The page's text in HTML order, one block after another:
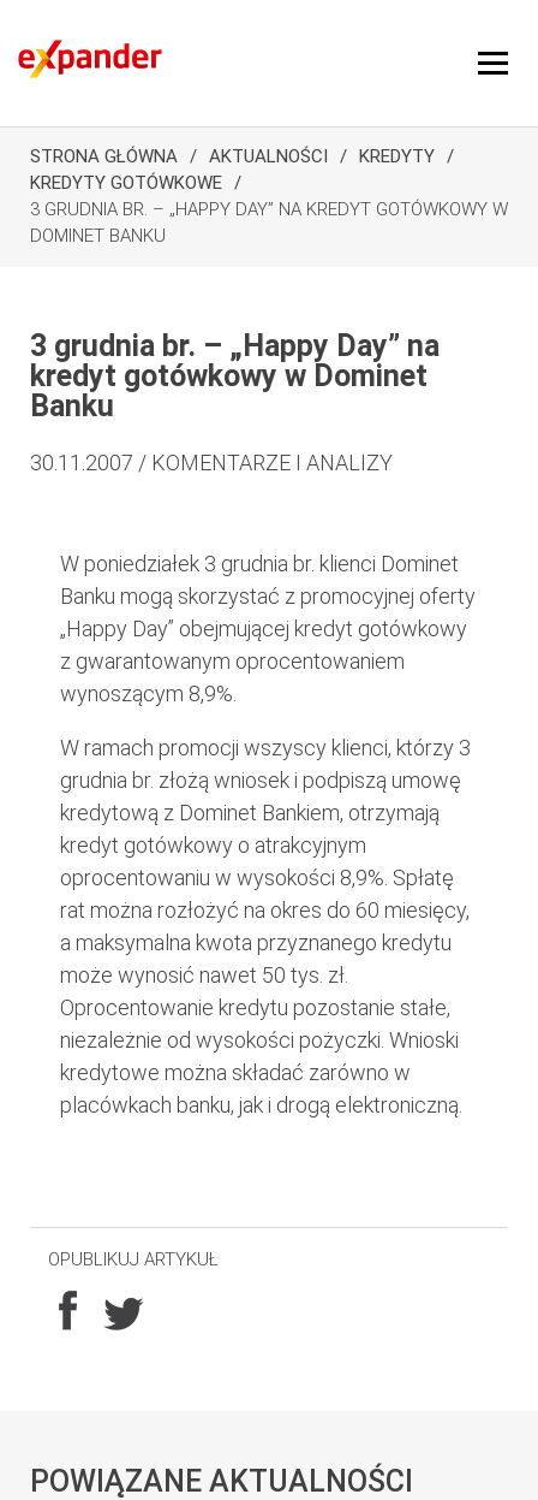
STRONA GŁÓWNA AKTUALNOŚCI
KREDYTY
KREDYTY GOTÓWKOWE
3 GRUDNIA BR. – „HAPPY DAY” NA KREDYT GOTÓWKOWY W
DOMINET BANKU
3 grudnia br. – „Happy Day” na
kredyt gotówkowy w Dominet
Banku
30.11.2007 / KOMENTARZE I ANALIZY
W poniedziałek 3 grudnia br. klienci Dominet
Banku mogą skorzystać z promocyjnej oferty
„Happy Day” obejmującej kredyt gotówkowy
z gwarantowanym oprocentowaniem
wynoszącym 8,9%.
W ramach promocji wszyscy klienci, którzy 3
grudnia br. złożą wniosek i podpiszą umowę
kredytową z Dominet Bankiem, otrzymają
kredyt gotówkowy o atrakcyjnym
oprocentowaniu w wysokości 8,9%. Spłatę
rat można rozłożyć na okres do 60 miesięcy,
a maksymalna kwota przyznanego kredytu
może wynosić nawet 50 tys. zł.
Oprocentowanie kredytu pozostanie stałe,
niezależnie od wysokości pożyczki. Wnioski
kredytowe można składać zarówno w
placówkach banku, jak i drogą elektroniczną.
OPUBLIKUJ ARTYKUŁ
POWIĄZANE AKTUALNOŚCI